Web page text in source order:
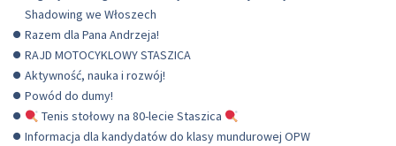
Shadowing we Włoszech
Razem dla Pana Andrzeja!
RAJD MOTOCYKLOWY STASZICA
Aktywność, nauka i rozwój!
Powód do dumy!
Tenis stołowy na 80-lecie Staszica
Informacja dla kandydatów do klasy mundurowej OPW